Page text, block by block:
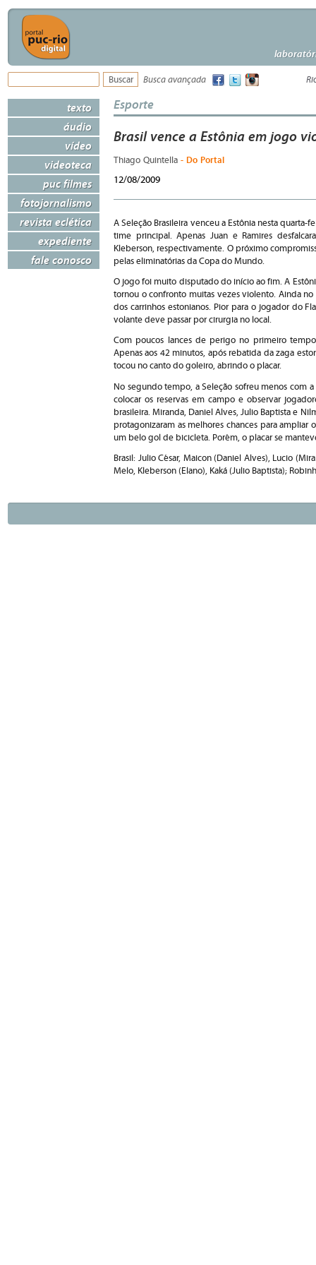
Busca avançada
texto
áudio
vídeo
videoteca
puc filmes
fotojornalismo
revista eclética
expediente
fale conosco
Esporte
Brasil vence a Estônia em jogo
Thiago Quintella - Do Portal
12/08/2009
A Seleção Brasileira venceu a Estônia nesta
time principal. Apenas Juan e Ramires
Kleberson, respectivamente. O próximo
pelas eliminatórias da Copa do Mundo.
O jogo foi muito disputado do início ao fim. A
tornou o confronto muitas vezes violento. Ainda
dos carrinhos estonianos. Pior para o jogador do
volante deve passar por cirurgia no local.
Com poucos lances de perigo no primeiro
Apenas aos 42 minutos, após rebatida da zaga
tocou no canto do goleiro, abrindo o placar.
No segundo tempo, a Seleção sofreu menos com
colocar os reservas em campo e observar
brasileira. Miranda, Daniel Alves, Julio Baptista e
protagonizaram as melhores chances para ampliar
um belo gol de bicicleta. Porém, o placar se
Brasil: Julio César, Maicon (Daniel Alves), Lucio
Melo, Kleberson (Elano), Kaká (Julio Baptista);